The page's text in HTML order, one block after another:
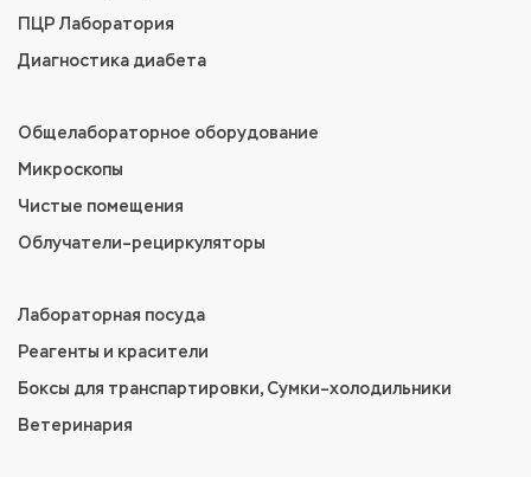
ПЦР Лаборатория
Диагностика диабета
Общелабораторное оборудование
Микроскопы
Чистые помещения
Облучатели–рециркуляторы
Лабораторная посуда
Реагенты и красители
Боксы для транспартировки, Сумки–холодильники
Ветеринария